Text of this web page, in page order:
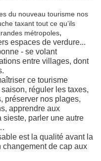
du nouveau tourisme nos
taxant tout ce qu’ils
métropoles,
espaces de verdure...
- se volant
entre villages, dont
ce tourisme
réguler les taxes,
préserver nos plages,
apprendre aux
sieste, parler une autre
est la qualité avant la
de cap aux